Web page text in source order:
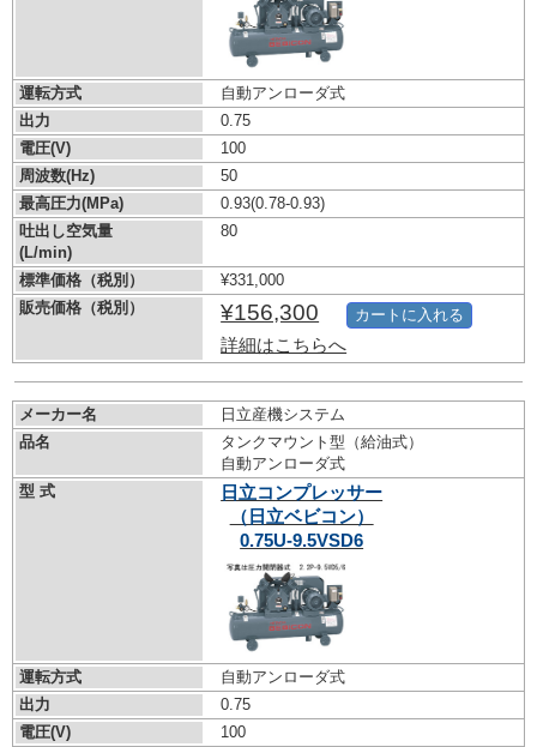
運転方式
自動アンローダ式
出力
0.75
電圧(V)
100
周波数(Hz)
50
最高圧力(MPa)
0.93(0.78-0.93)
吐出し空気量
(L/min)
80
標準価格（税別）
¥331,000
販売価格（税別）
¥156,300
詳細はこちらへ
カートに入れる
メーカー名
日立産機システム
品名
タンクマウント型（給油式）
自動アンローダ式
型 式
日立コンプレッサー
（日立ベビコン）
0.75U-9.5VSD6
運転方式
自動アンローダ式
出力
0.75
電圧(V)
100